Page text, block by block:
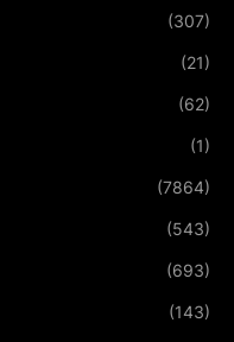
(307)
(21)
(62)
(1)
(7864)
(543)
(693)
(143)